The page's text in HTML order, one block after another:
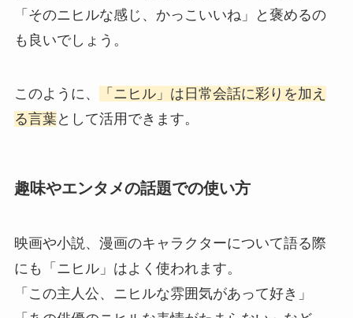
「そのニヒルな感じ、かっこいいね」と褒めるの
も良いでしょう。
このように、
「ニヒル」は日常会話に彩りを加え
る言葉として活用できます。
趣味やエンタメの話題での使い方
映画や小説、漫画のキャラクターについて語る際
にも「ニヒル」はよく使われます。
「この主人公、ニヒルな雰囲気があって好き」